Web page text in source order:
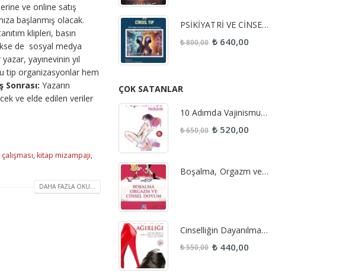
ve online satış
başlanmış olacak.
klipleri, basın
de sosyal medya
yayınevinin yıl
tip organizasyonlar hem
Sonrası: Yazarın
ve elde edilen veriler
,kitap mizampajı,
DAHA FAZLA OKU...
PSİKİYATRİ VE CİNSEL TIP
₺800,00 ₺ 640,00
ÇOK SATANLAR
10 Adımda Vajinismus Tedavisi
₺650,00 ₺ 520,00
Boşalma, Orgazm ve Cinsel Doyum
Cinselliğin Dayanılmaz Ağırlığı
₺550,00 ₺ 440,00